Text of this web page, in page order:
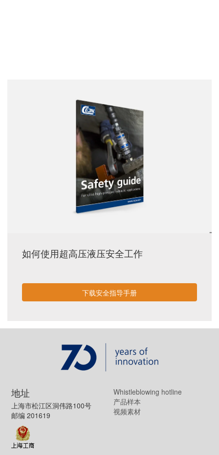
如何使用超高压液压安全工作
下载安全指导手册
地址
上海市松江区洞伟路100号
邮编 201619
Whistleblowing hotline
产品样本
视频素材